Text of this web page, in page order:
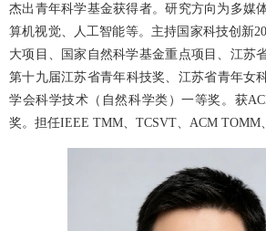
杰出青年科学基金获得者。研究方向为多媒
算机视觉、人工智能等。主持国家科技创新
大项目、国家自然科学基金重点项目、江苏
第十九届江苏省青年科技奖、江苏省青年女
学会科学技术（自然科学类）一等奖。获
奖。担任IEEE TMM、TCSVT、ACM TOMM